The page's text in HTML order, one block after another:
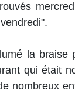
la braise
qui était
nombreux